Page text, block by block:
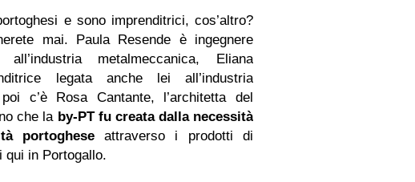
e sono imprenditrici, cos’altro?
mai. Paula Resende è ingegnere
metalmeccanica, Eliana
legata anche lei all’industria
c’è Rosa Cantante, l’architetta del
che la by-PT fu creata dalla necessità
portogheseattraverso i prodotti di
qui in Portogallo.